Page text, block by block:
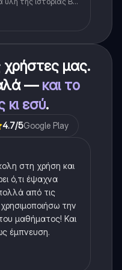
την
με προσοχή και
χρήστες μας.
— και το
κι εσύ.
4.7/5Google Play
στη χρήση και
ό,τι έψαχνα
από τις
την
μαθήματος! Και
έμπνευση.